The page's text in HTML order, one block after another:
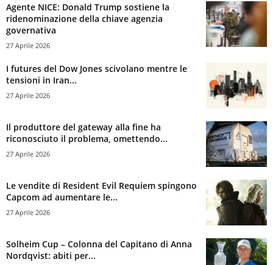
Agente NICE: Donald Trump sostiene la
ridenominazione della chiave agenzia
governativa
27 Aprile 2026
I futures del Dow Jones scivolano mentre le
tensioni in Iran...
27 Aprile 2026
Il produttore del gateway alla fine ha
riconosciuto il problema, omettendo...
27 Aprile 2026
Le vendite di Resident Evil Requiem spingono
Capcom ad aumentare le...
27 Aprile 2026
Solheim Cup – Colonna del Capitano di Anna
Nordqvist: abiti per...